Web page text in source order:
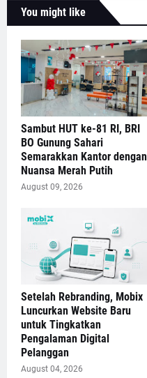
You might like
Sambut HUT ke-81 RI, BRI
BO Gunung Sahari
Semarakkan Kantor dengan
Nuansa Merah Putih
August 09, 2026
Setelah Rebranding, Mobix
Luncurkan Website Baru
untuk Tingkatkan
Pengalaman Digital
Pelanggan
August 04, 2026